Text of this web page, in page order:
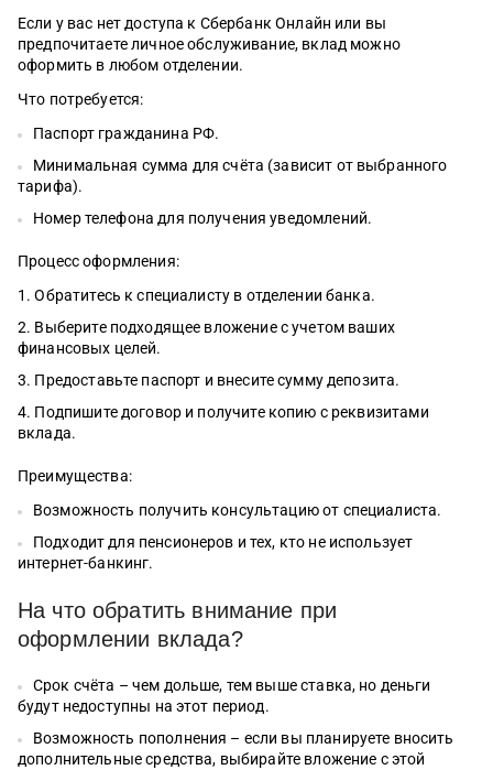
Если у вас нет доступа к Сбербанк Онлайн или вы
предпочитаете личное обслуживание, вклад можно
оформить в любом отделении.
Что потребуется:
Паспорт гражданина РФ.
Минимальная сумма для счёта (зависит от выбранного
тарифа).
Номер телефона для получения уведомлений.
Процесс оформления:
Обратитесь к специалисту в отделении банка.
Выберите подходящее вложение с учетом ваших
финансовых целей.
Предоставьте паспорт и внесите сумму депозита.
Подпишите договор и получите копию с реквизитами
вклада.
Преимущества:
Возможность получить консультацию от специалиста.
Подходит для пенсионеров и тех, кто не использует
интернет-банкинг.
На что обратить внимание при
оформлении вклада?
Срок счёта – чем дольше, тем выше ставка, но деньги
будут недоступны на этот период.
Возможность пополнения – если вы планируете вносить
дополнительные средства, выбирайте вложение с этой